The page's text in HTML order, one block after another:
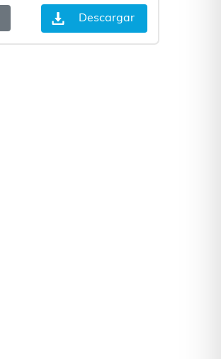
Descargar